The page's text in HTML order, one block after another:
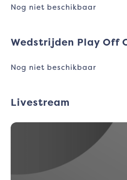
Nog niet beschikbaar
Wedstrijden Play Off
Nog niet beschikbaar
Livestream